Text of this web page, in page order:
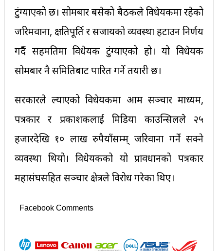
टुंग्याएको छ। सोमबार बसेको बैठकले विधेयकमा रहेको
जरिमवाना, क्षतिपूर्ति र सजायको व्यवस्था हटाउन निर्णय
गर्दै सहमतिमा विधेयक टुंग्याएको हो। यो विधेयक
सोमबार नै समितिबाट पारित गर्ने तयारी छ।
सरकारले ल्याएको विधेयकमा आम सञ्चार माध्यम,
पत्रकार र प्रकाशकलाई मिडिया काउन्सिलले २५
हजारदेखि १० लाख रुपैयाँसम्म् जरिवाना गर्ने सक्ने
व्यवस्था थियो। विधेयकको यो प्रावधानको पत्रकार
महासंघसहित सञ्चार क्षेत्रले विरोध गरेका थिए।
Facebook Comments